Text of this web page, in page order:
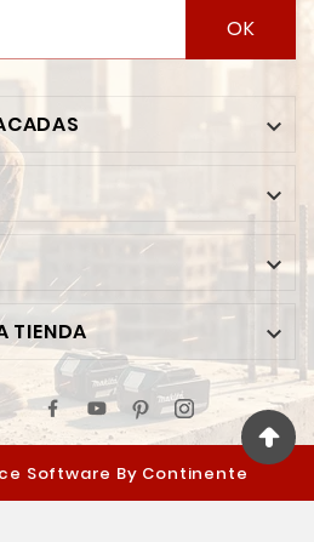
OK



TIENDA 
Software By Continente